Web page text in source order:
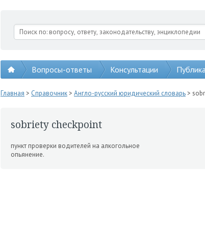
Вопросы-ответы Консультации
Главная > Справочник> Англо-русский юридический словарь>
sobriety checkpoint
пункт проверки водителей на алкогольное
опьяне­ние.